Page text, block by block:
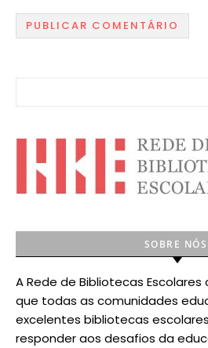
SOBRE NÓS
A Rede de Bibliotecas
que todas as comunidades
excelentes bibliotecas
responder aos desafios da